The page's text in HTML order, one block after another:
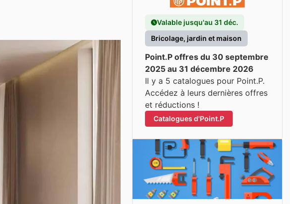
Valable jusqu'au 31 déc.
Bricolage, jardin et maison
Point.P offres du 30 septembre
2025 au 31 décembre 2026
Il y a 5 catalogues pour Point.P.
Accédez à leurs dernières offres
et réductions !
Catalogues d'Point.P